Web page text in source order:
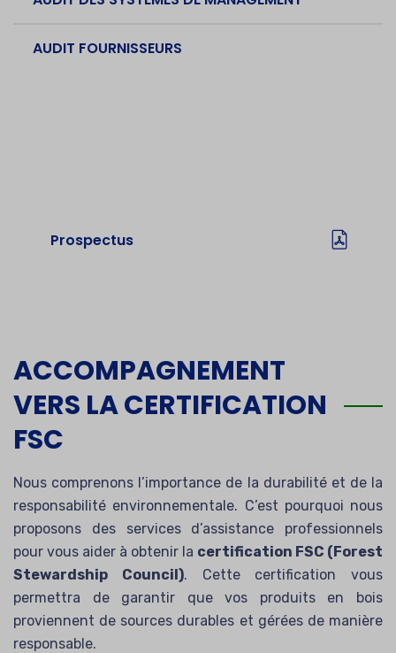
AUDIT FOURNISSEURS
Prospectus
ACCOMPAGNEMENT
VERS LA CERTIFICATION
FSC
Nous comprenons l’importance de la durabilité et de la
responsabilité environnementale. C’est pourquoi nous
proposons des services d’assistance professionnels
pour vous aider à obtenir la certification FSC (Forest
Stewardship Council). Cette certification vous
permettra de garantir que vos produits en bois
proviennent de sources durables et gérées de manière
responsable.